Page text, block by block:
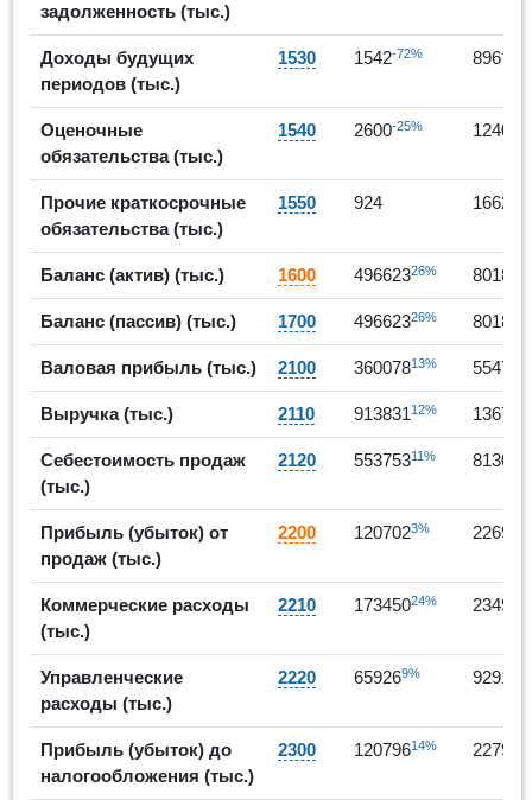
задолженность (тыс.)
Доходы будущих
периодов (тыс.)
1530 1542-72% 896-42%
Оценочные
обязательства (тыс.)
1540 2600-25% 12404
Прочие краткосрочные
обязательства (тыс.)
1550 924 1662
Баланс (актив) (тыс.) 1600 49662326% 801827
Баланс (пассив) (тыс.) 1700 49662326% 801827
Валовая прибыль (тыс.) 2100 36007813% 554764
Выручка (тыс.) 2110 91383112%
Себестоимость продаж
(тыс.)
2120 55375311% 813064
Прибыль (убыток) от
продаж (тыс.)
2200 1207023% 226910
Коммерческие расходы
(тыс.)
2210 17345024% 234937
Управленческие
расходы (тыс.)
2220 659269% 92917
Прибыль (убыток) до
налогообложения (тыс.)
2300 12079614% 227935